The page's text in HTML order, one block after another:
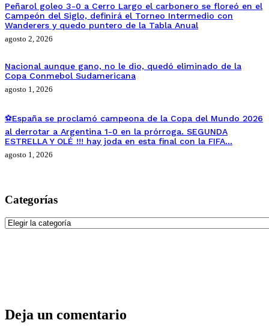
Peñarol goleo 3-0 a Cerro Largo el carbonero se floreó en el
Campeón del Siglo, definirá el Torneo Intermedio con
Wanderers y quedo puntero de la Tabla Anual
agosto 2, 2026
Nacional aunque gano, no le dio, quedó eliminado de la
Copa Conmebol Sudamericana
agosto 1, 2026
⚽España se proclamó campeona de la Copa del Mundo 2026
al derrotar a Argentina 1-0 en la prórroga. SEGUNDA
ESTRELLA Y OLÉ !!! hay joda en esta final con la FIFA…
agosto 1, 2026
Categorías
Categorías
Deja un comentario